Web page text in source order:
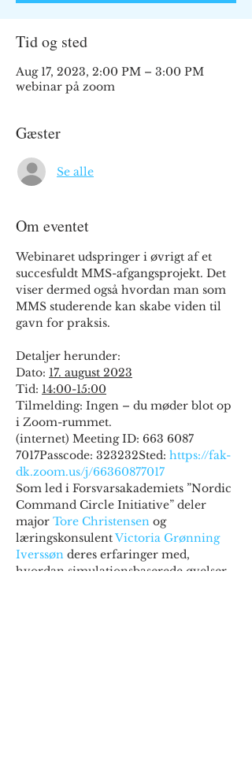
Tid og sted
Aug 17, 2023, 2:00 PM – 3:00 PM
webinar på zoom
Gæster
Se alle
Om eventet
Webinaret udspringer i øvrigt af et
succesfuldt MMS-afgangsprojekt. Det
viser dermed også hvordan man som
MMS studerende kan skabe viden til
gavn for praksis.
Detaljer herunder:
Dato: 17. august 2023
Tid: 14:00-15:00
Tilmelding: Ingen – du møder blot op
i Zoom-rummet.
(internet) Meeting ID: 663 6087
7017Passcode: 323232Sted: https://fak-
dk.zoom.us/j/66360877017
Som led i Forsvarsakademiets ”Nordic
Command Circle Initiative” deler
major Tore Christensen og
læringskonsulent Victoria Grønning
Iverssøn deres erfaringer med,
hvordan simulationsbaserede øvelser